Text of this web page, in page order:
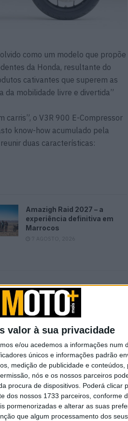
valor à sua privacidade
e/ou acedemos a informações num
únicos e informações padrão
medição de publicidade e
nós e os nossos parceiros
procura de dispositivos. Poderá clicar
dos nossos 1733 parceiros, conforme
pormenorizadas e alterar as suas
que algum processamento dos
como um modelo que propõe
da Honda, resultante do
cativantes que superem as
da mobilidade livre e divertida”
carris”, o V3R 900 E-Compressor
know-how acumulado pela
duas características:
Amazigh Raid 2027 – a
experiência definitiva em
Marrocos
7 AGOSTO, 2026